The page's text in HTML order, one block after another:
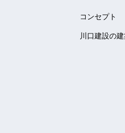
コンセプト
川口建設の